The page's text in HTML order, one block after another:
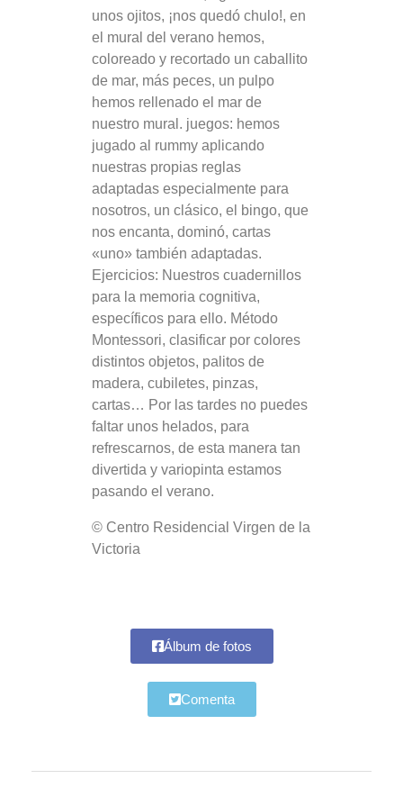
unos ojitos, ¡nos quedó chulo!, en
el mural del verano hemos,
coloreado y recortado un caballito
de mar, más peces, un pulpo
hemos rellenado el mar de
nuestro mural. juegos: hemos
jugado al rummy aplicando
nuestras propias reglas
adaptadas especialmente para
nosotros, un clásico, el bingo, que
nos encanta, dominó, cartas
«uno» también adaptadas.
Ejercicios: Nuestros cuadernillos
para la memoria cognitiva,
específicos para ello. Método
Montessori, clasificar por colores
distintos objetos, palitos de
madera, cubiletes, pinzas,
cartas… Por las tardes no puedes
faltar unos helados, para
refrescarnos, de esta manera tan
divertida y variopinta estamos
pasando el verano.
© Centro Residencial Virgen de la
Victoria
Álbum de fotos
Comenta